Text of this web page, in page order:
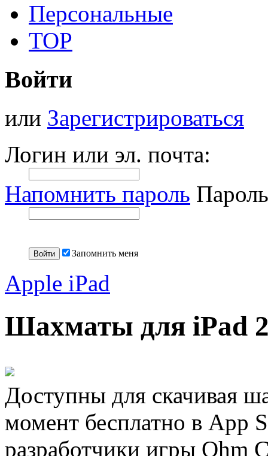
Персональные
TOP
Войти
или Зарегистрироваться
Логин или эл. почта:
Напомнить пароль
Запомнить меня
Apple iPad
Шахматы для iPad
Доступны для скачивая
момент бесплатно в App
разработчики игры Ohm